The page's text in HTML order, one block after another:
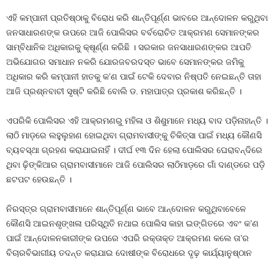
ଏହି କମ୍ପାନୀ ପ୍ରତିଷ୍ଠାକୁ ବିରୋଧ କରି ଶାନ୍ତିପୂର୍ଣ୍ଣ ଭାବରେ ଆନ୍ଦୋଳନ କରୁଥିବା
ଜନସାଧାରଣଙ୍କ ଉପରେ ଆଜି ପୋଲିସର ବର୍ବରୋଚିତ ଆକ୍ରମଣ ସେମାନଙ୍କର
ସାମ୍ବିଧାନିକ ଅଧିକାରକୁ କ୍ଷୂର୍ଣ୍ଣ କରିଛି । ସରକାର ଜନସାଧାରଣଙ୍କର ଆପତି
ଅଭିଯୋଗର ସମାଧାନ ନକରି ଯୋରଜବରଦସ୍ତ ଭାବେ ସେମାନଙ୍କର ଜମିକୁ
ଅଧିକାର କରି କମ୍ପାନୀ ହାତକୁ କ’ଣ ପାଇଁ ଟେକି ଦେବାର ନିଷ୍ପତି ନେଇଛନ୍ତି ତାହା
ଆଜି ପ୍ରଶ୍ନବାଚୀ ସୃଷ୍ଟି କରିଛି ବୋଲି ଡ. ମହାପାତ୍ର ପ୍ରକାଶ କରିଛନ୍ତି ।
ଏପରିକି ପୋଲିସର ଏହି ଆକ୍ରମଣରୁ ମହିଳା ଓ ଶିଶୁମାନେ ମଧ୍ୟ ବାଦ ପଡ଼ିନାହାନ୍ତି ।
ଲାଠି ମାଡ଼ରେ ଲହୁଲୁହାଣ ହୋଇଥିବା ଗ୍ରାମବାସୀଙ୍କୁ ଚିକିତ୍ସା ପାଇଁ ମଧ୍ୟ କୌଣସି
ବ୍ୟବସ୍ଥା ଗ୍ରହଣ କରାଯାଇନାହିଁ । ଦୀର୍ଘ ୧୩ ଦିନ ହେଲା ପୋଲିସର ଘେରାବନ୍ଦିରେ
ଥିବା ଢ଼ିଙ୍କିଆର ଗ୍ରାମବାସୀମାନେ ଆଜି ପୋଲିସର ଲାଠିମାଡ଼ରେ ଗାଁ ଦାଣ୍ଡରେ ପଡ଼ି
ଛଟପଟ ହେଉଛନ୍ତି ।
ନିରସ୍ତ୍ର ଗ୍ରାମବାସୀମାନେ ଶାନ୍ତିପୂର୍ଣ୍ଣ ଭାବେ ଆନ୍ଦୋଳନ କରୁଥିବାବେଳେ
କୌଣସି ଆଇନଶୃଙ୍ଖଳା ପରିସ୍ଥିତି ନଥାଇ ପୋଲିସ କାହା ଇଙ୍ଗିତରେ ଏବଂ କ’ଣ
ପାଇଁ ଆନ୍ଦୋଳନକାରୀଙ୍କ ଉପରେ ଏପରି ରକ୍ତାକ୍ତ ଆକ୍ରମଣ କଲେ ତା’ର
ବିଚାରବିଭାଗୀୟ ତଦନ୍ତ କରାଯାଇ ଦୋଷୀଙ୍କ ବିରୋଧରେ ଦୃଢ଼ କାର୍ଯ୍ୟାନୁଷ୍ଠାନ